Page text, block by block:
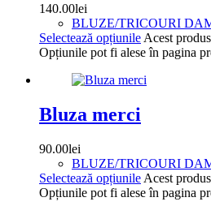
140.00lei
BLUZE/TRICOURI
Selectează opțiunile Acest
Opțiunile pot fi alese în pagina
Bluza merci
90.00lei
BLUZE/TRICOURI
Selectează opțiunile Acest
Opțiunile pot fi alese în pagina